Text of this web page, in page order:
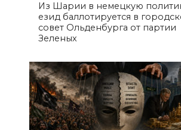
Из Шарии в немецкую
езид баллотируется в
совет Ольденбурга от партии
Зеленых